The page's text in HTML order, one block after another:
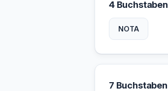
4 Buchstaben
NOTA
7 Buchstaben